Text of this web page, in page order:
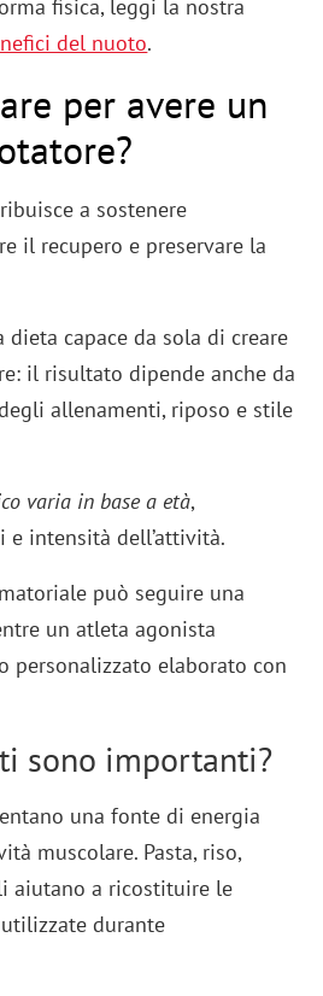
fisica, leggi la nostra
del nuoto.
per avere un
a sostenere
il recupero e preservare la
dieta capace da sola di creare
il risultato dipende anche da
allenamenti, riposo e stile
varia in base a età,
intensità dell’attività.
può seguire una
un atleta agonista
personalizzato elaborato con
sono importanti?
una fonte di energia
muscolare. Pasta, riso,
aiutano a ricostituire le
durante